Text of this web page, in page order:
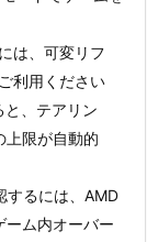
は、可変リフ
利用ください
、テアリン
上限が自動的
するには、AMD
ム内オーバー